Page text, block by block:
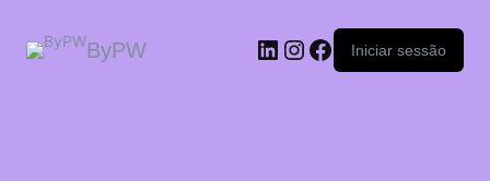
ByPW Iniciar sessão